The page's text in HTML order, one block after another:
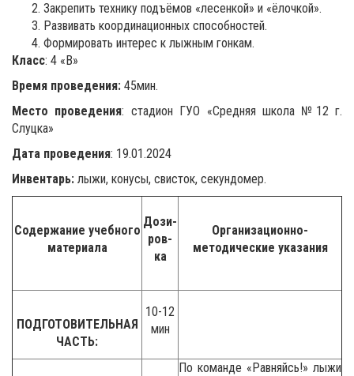
Закрепить технику подъёмов «лесенкой» и «ёлочкой».
Развивать координационных способностей.
Формировать интерес к лыжным гонкам.
Класс: 4 «В»
Время проведения: 45мин.
Место проведения: стадион ГУО «Средняя школа №12 г.
Слуцка»
Дата проведения: 19.01.2024
Инвентарь: лыжи, конусы, свисток, секундомер.
Содержание учебного
материала
Дози­
ров-
ка
Организационно-
методические указания
ПОДГОТОВИТЕЛЬНАЯ
ЧАСТЬ:
10-12
мин
По команде «Равняйсь!» лыжи